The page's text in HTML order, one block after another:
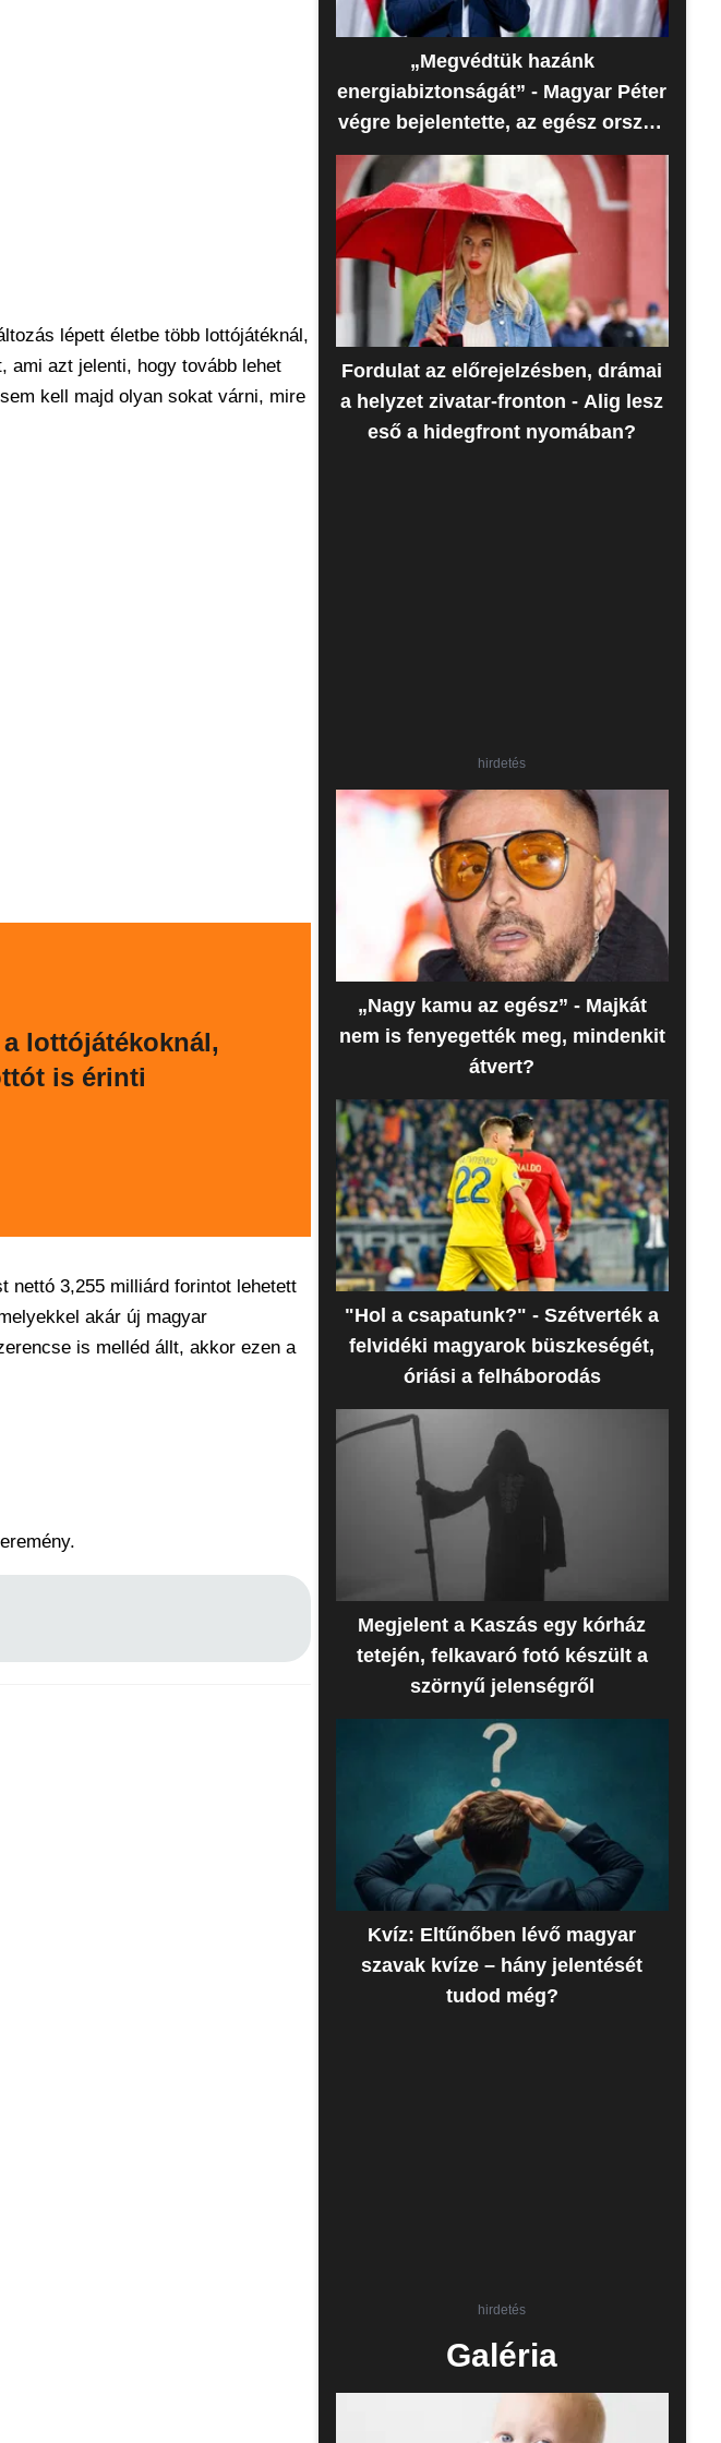
lépett életbe több lottójátéknál,
ami azt jelenti, hogy tovább lehet
kell majd olyan sokat várni, mire
lottójátékoknál,
is érinti
nettó 3,255 milliárd forintot lehetett
akár új magyar
is melléd állt, akkor ezen a
„Megvédtük hazánk
energiabiztonságát” - Magyar Péter
végre bejelentette, az egész ország
erre várt
Fordulat az előrejelzésben, drámai
a helyzet zivatar-fronton - Alig lesz
eső a hidegfront nyomában?
hirdetés
„Nagy kamu az egész” - Majkát
nem is fenyegették meg, mindenkit
átvert?
"Hol a csapatunk?" - Szétverték a
felvidéki magyarok büszkeségét,
óriási a felháborodás
Megjelent a Kaszás egy kórház
tetején, felkavaró fotó készült a
szörnyű jelenségről
Kvíz: Eltűnőben lévő magyar
szavak kvíze – hány jelentését
tudod még?
hirdetés
Galéria